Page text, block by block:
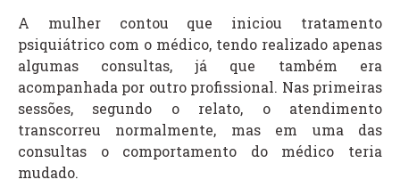
A mulher contou que iniciou tratamento
psiquiátrico com o médico, tendo realizado apenas
algumas consultas, já que também era
acompanhada por outro profissional. Nas primeiras
sessões, segundo o relato, o atendimento
transcorreu normalmente, mas em uma das
consultas o comportamento do médico teria
mudado.